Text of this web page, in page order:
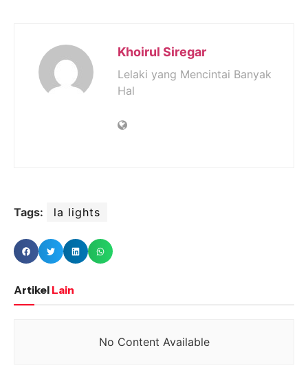
Khoirul Siregar
Lelaki yang Mencintai Banyak
Hal
Tags: la lights
Artikel Lain
No Content Available